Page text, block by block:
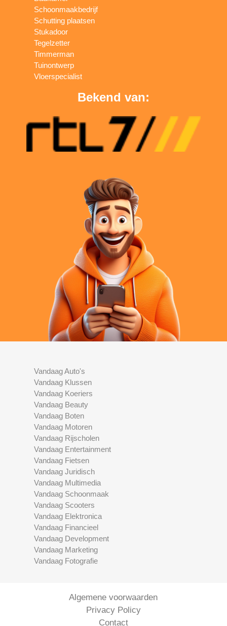
Schoonmaakbedrijf
Schutting plaatsen
Stukadoor
Tegelzetter
Timmerman
Tuinontwerp
Vloerspecialist
Bekend van:
Vandaag Auto's
Vandaag Klussen
Vandaag Koeriers
Vandaag Beauty
Vandaag Boten
Vandaag Motoren
Vandaag Rijscholen
Vandaag Entertainment
Vandaag Fietsen
Vandaag Juridisch
Vandaag Multimedia
Vandaag Schoonmaak
Vandaag Scooters
Vandaag Elektronica
Vandaag Financieel
Vandaag Development
Vandaag Marketing
Vandaag Fotografie
Algemene voorwaarden
Privacy Policy
Contact